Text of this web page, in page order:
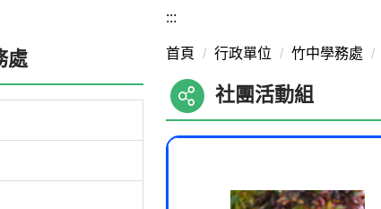
處
:::
首頁 行政單位 竹中學務處
社團活動組